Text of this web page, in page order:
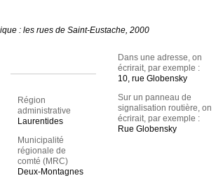
: les rues de Saint-Eustache, 2000
Région
administrative
Laurentides
Municipalité
régionale de
comté (MRC)
Deux-Montagnes
Dans une adresse, on
écrirait, par exemple :
10, rue Globensky
Sur un panneau de
signalisation routière, on
écrirait, par exemple :
Rue Globensky